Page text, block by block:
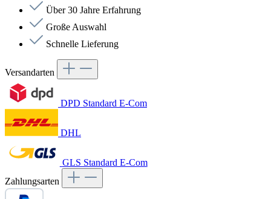
Über 30 Jahre Erfahrung
Große Auswahl
Schnelle Lieferung
Versandarten
DPD Standard E-Com
DHL
GLS Standard E-Com
Zahlungsarten